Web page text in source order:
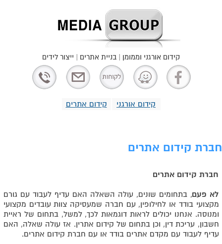
קידום אורגני קידום אתרים
קידום אורגני וממומן | בניית אתרים | ייצור לידים
חברת קידום אתרים
חברת קידום אתרים
לא פעם, בתחומים שונים, עולה השאלה האם עדיף לעבוד עם גורם
מקצועי בודד או לחילופין, עם חברה שמעסיקה צוות עובדים מקצועי
ומנוסה. אנחנו יכולים לראות דוגמאות לכך, למשל, בתחום של ראיית
חשבון, עריכת דין, וכן בתחום של קידום אתרין. אז עולה שאלה, האם
עדיף לעבוד עם מקדם אתרים בודד או עם חברת קידום אתרים.